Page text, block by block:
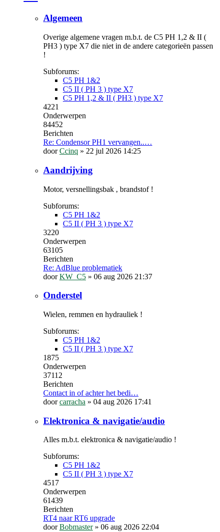
Algemeen
Overige algemene vragen m.b.t. de C5 PH 1,2 & II (
PH3 ) type X7 die niet in de andere categorieën passen
!
Subforums:
C5 PH 1&2
C5 II ( PH 3 ) type X7
C5 PH 1,2 & II ( PH3 ) type X7
4221
Onderwerpen
84452
Berichten
Re: Condensor PH1 vervangen..…
doorCcinq » 22 jul 2026 14:25
Aandrijving
Motor, versnellingsbak , brandstof !
Subforums:
C5 PH 1&2
C5 II ( PH 3 ) type X7
3220
Onderwerpen
63105
Berichten
Re: AdBlue problematiek
doorKW_C5 » 06 aug 2026 21:37
Onderstel
Wielen, remmen en hydrauliek !
Subforums:
C5 PH 1&2
C5 II ( PH 3 ) type X7
1875
Onderwerpen
37112
Berichten
Contact in of achter het bedi…
doorcarracha » 04 aug 2026 17:41
Elektronica & navigatie/audio
Alles m.b.t. elektronica & navigatie/audio !
Subforums:
C5 PH 1&2
C5 II ( PH 3 ) type X7
4517
Onderwerpen
61439
Berichten
RT4 naar RT6 upgrade
doorBobmaster » 06 aug 2026 22:04